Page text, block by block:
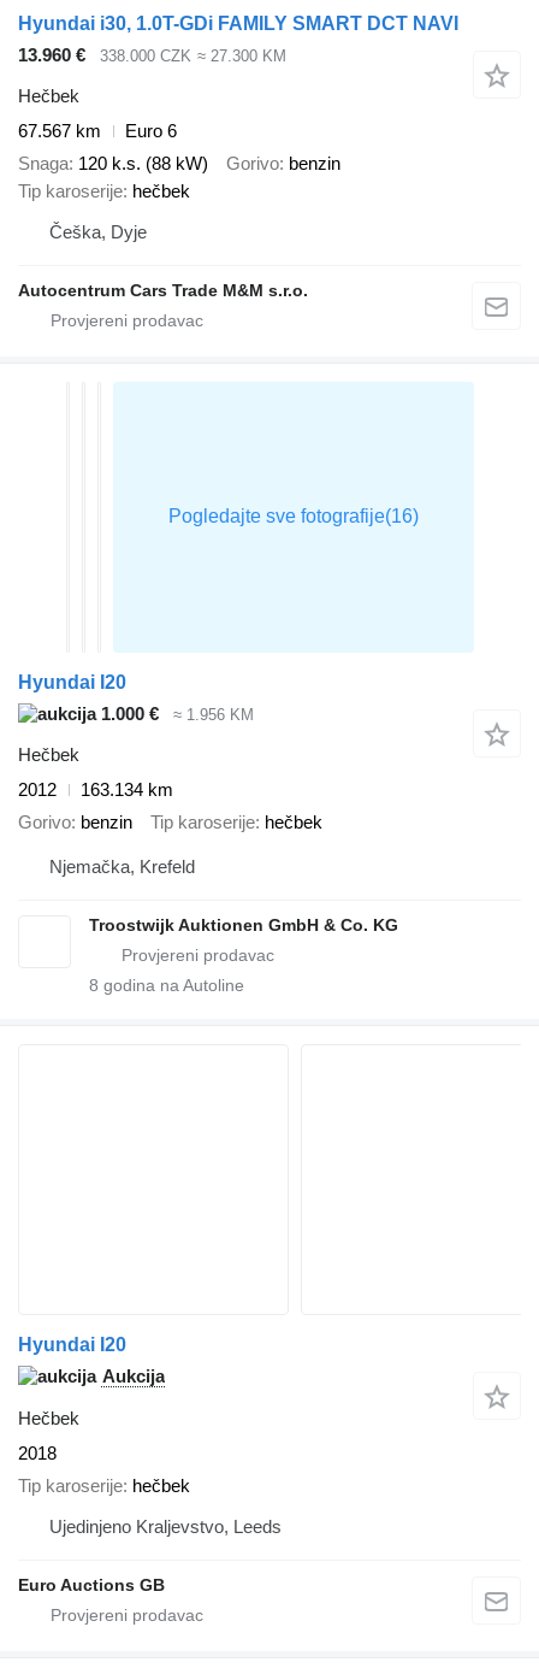
Hyundai i30, 1.0T-GDi FAMILY SMART DCT NAVI
13.960 €
338.000 CZK ≈ 27.300 KM
Hečbek
67.567 km
Euro 6
Snaga 120 k.s. (88 kW) Gorivo benzin
Tip karoserije hečbek
Češka, Dyje
Autocentrum Cars Trade M&M s.r.o.
Hyundai I20
1.000 €
≈ 1.956 KM
Hečbek
2012
163.134 km
Gorivo benzin Tip karoserije hečbek
Njemačka, Krefeld
Troostwijk Auktionen GmbH & Co. KG
8 godina na Autoline
Hyundai I20
Aukcija
Hečbek
2018
Tip karoserije hečbek
Ujedinjeno Kraljevstvo, Leeds
Euro Auctions GB